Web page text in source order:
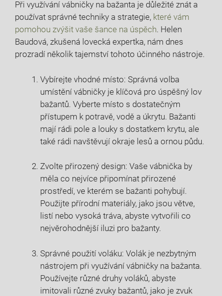
Při využívání ⁣vábničky na bažanta je důležité znát‌ a
používat⁣ správné techniky a⁢ strategie, které ‌vám
pomohou zvýšit ‍vaše šance na⁣ úspěch. Helen
Baudová, zkušená lovecká​ expertka, nám dnes
prozradí několik tajemství tohoto účinného nástroje.
Vybírejte vhodné místo: Správná volba
umístění ⁤vábničky je klíčová​ pro úspěšný⁤ lov
bažantů. ⁢Vyberte místo s dostatečným
přístupem ‌k potravě, vodě a úkrytu. ‍Bažanti
mají‍ rádi pole a louky s dostatkem krytu, ale
také ⁢rádi navštěvují okraje lesů a ornou půdu.
Zvolte přirozený⁤ design: Vaše vábnička by
měla co nejvíce připomínat přirozené
prostředí,​ ve kterém se bažanti pohybují.
Použijte přírodní materiály, jako jsou‍ větve,
listí nebo​ vysoká tráva, abyste vytvořili co
nejvěrohodnější⁤ iluzi⁤ pro bažanty.
Správné použití voláku: Volák je ‌nezbytným​
nástrojem ​při využívání vábničky na bažanta.
Používejte různé druhy voláků, abyste
imitovali různé zvuky bažantů, jako je zvuk